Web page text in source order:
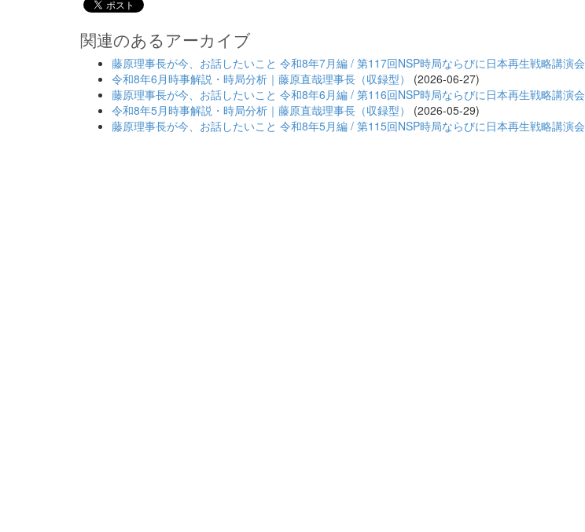
関連のあるアーカイブ
藤原理事長が今、お話したいこと 令和8年7月編 / 第117回NSP時局ならびに日本再生戦略講演会
令和8年6月時事解説・時局分析｜藤原直哉理事長（収録型）
(2026-06-27)
藤原理事長が今、お話したいこと 令和8年6月編 / 第116回NSP時局ならびに日本再生戦略講演会
令和8年5月時事解説・時局分析｜藤原直哉理事長（収録型）
(2026-05-29)
藤原理事長が今、お話したいこと 令和8年5月編 / 第115回NSP時局ならびに日本再生戦略講演会